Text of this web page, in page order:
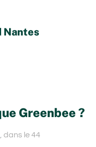
Nantes
Greenbee ?
, dans le 44